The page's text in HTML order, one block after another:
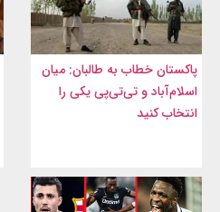
پاکستان خطاب به طالبان: میان
اسلام‌آباد و تی‌تی‌پی یکی را
انتخاب کنید